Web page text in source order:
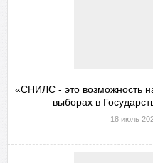
«СНИЛС - это возможность
выборах в
18 июль